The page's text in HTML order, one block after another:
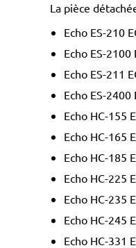
La pièce
Echo ES-210
Echo ES-2100
Echo ES-211
Echo ES-2400
Echo HC-155
Echo HC-165
Echo HC-185
Echo HC-225
Echo HC-235
Echo HC-245
Echo HC-331